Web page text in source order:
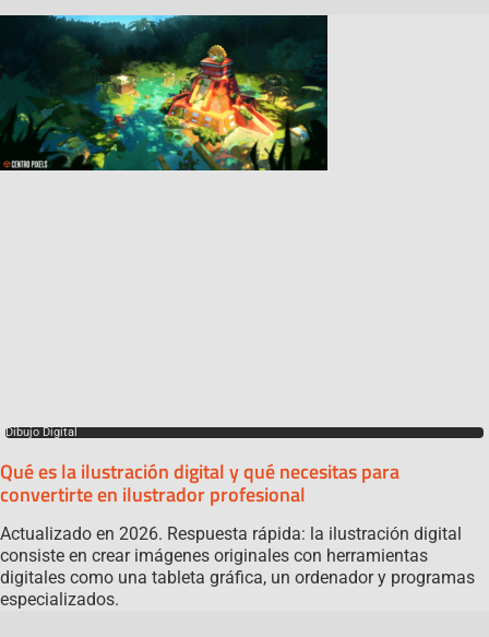
Dibujo Digital
Qué es la ilustración digital y qué necesitas para
convertirte en ilustrador profesional
Actualizado en 2026. Respuesta rápida: la ilustración digital
consiste en crear imágenes originales con herramientas
digitales como una tableta gráfica, un ordenador y programas
especializados.